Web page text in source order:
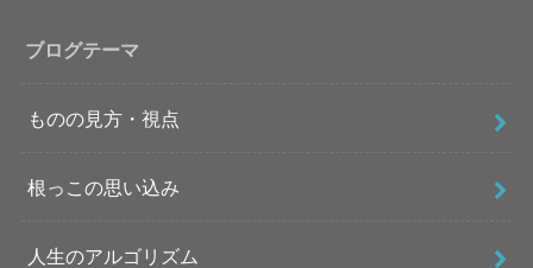
ブログテーマ
ものの見方・視点
根っこの思い込み
人生のアルゴリズム